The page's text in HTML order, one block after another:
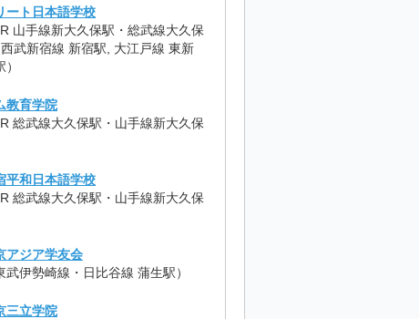
ート日本語学校
山手線新大久保駅・総武線大久保
武新宿線 新宿駅, 大江戸線 東新
教育学院
総武線大久保駅・山手線新大久保
平和日本語学校
総武線大久保駅・山手線新大久保
アジア学友会
武伊勢崎線・日比谷線 蒲生駅）
三立学院